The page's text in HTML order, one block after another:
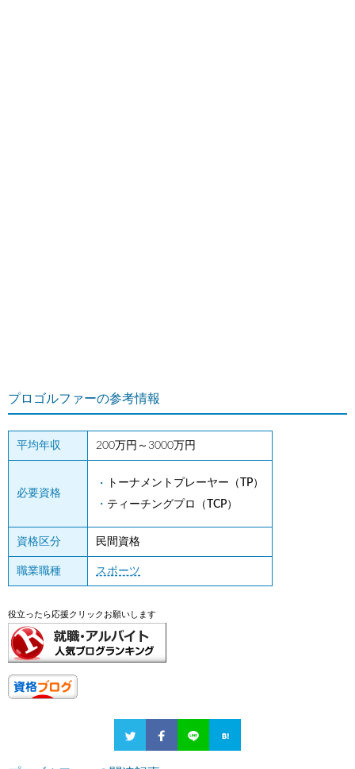
プロゴルファーの参考情報
平均年収 200万円～3000万円
必要資格
トーナメントプレーヤー（TP）
ティーチングプロ（TCP）
資格区分 民間資格
職業職種 スポーツ
役立ったら応援クリックお願いします